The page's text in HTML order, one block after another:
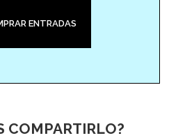
ENTRADAS
COMPARTIRLO?